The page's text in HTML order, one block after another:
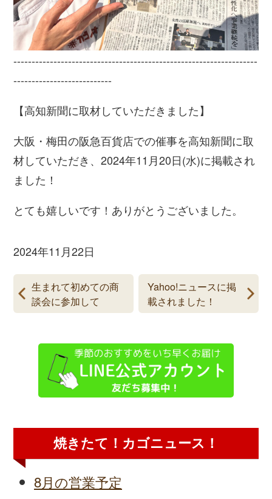
-------------------------------------------------------------------
---------------------------
【高知新聞に取材していただきました】
大阪・梅田の阪急百貨店での催事を高知新聞に取
材していただき、2024年11月20日(水)に掲載され
ました！
とても嬉しいです！ありがとうございました。
2024年11月22日
生まれて初めての商
談会に参加して
Yahoo!ニュースに掲
載されました！
焼きたて！カゴニュース！
8月の営業予定